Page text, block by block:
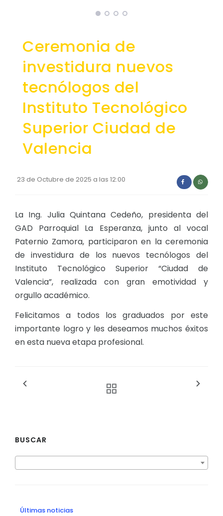
Plan de desarrollo y Ordenamiento Territorial -
Plan Anual Contratación - PAC
Plan Operativo Anual - POA
Convenios Institucionales
PRESUPUESTO: EJECUCIÓN Y REPORTES
Cédulas presupuestarias y balances
Ejecución Presupuestaria
Ceremonia de
investidura nuevos
tecnólogos del
Instituto Tecnológico
Superior Ciudad de
Valencia
23 de Octubre de 2025 a las 12:00
La Ing. Julia Quintana Cedeño, presidenta del
GAD Parroquial La Esperanza, junto al vocal
Paternio Zamora, participaron en la ceremonia
de investidura de los nuevos tecnólogos del
Instituto Tecnológico Superior “Ciudad de
Valencia”, realizada con gran emotividad y
orgullo académico.
Felicitamos a todos los graduados por este
importante logro y les deseamos muchos éxitos
en esta nueva etapa profesional.
BUSCAR
Últimas noticias